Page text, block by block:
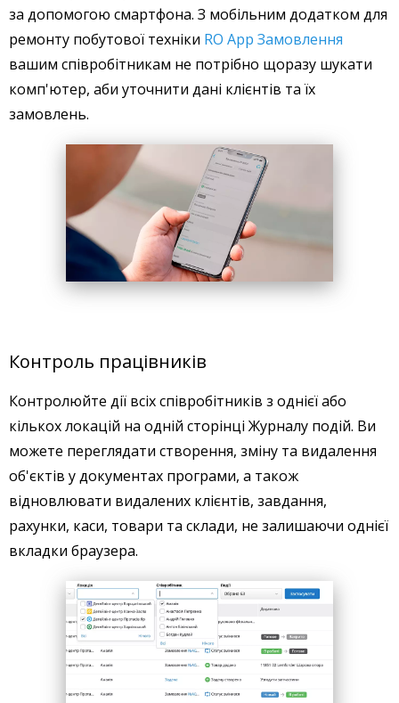
за допомогою смартфона. З мобільним додатком для
ремонту побутової техніки RO App Замовлення
вашим співробітникам не потрібно щоразу шукати
комп'ютер, аби уточнити дані клієнтів та їх
замовлень.
Контроль працівників
Контролюйте дії всіх співробітників з однієї або
кількох локацій на одній сторінці Журналу подій. Ви
можете переглядати створення, зміну та видалення
об'єктів у документах програми, а також
відновлювати видалених клієнтів, завдання,
рахунки, каси, товари та склади, не залишаючи однієї
вкладки браузера.